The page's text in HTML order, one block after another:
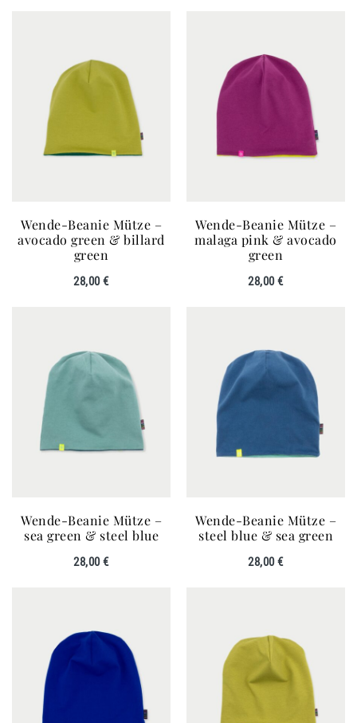
Wende-Beanie Mütze –
avocado green & billard
green
28,00€
Wende-Beanie Mütze –
malaga pink & avocado
green
28,00€
Wende-Beanie Mütze –
sea green & steel blue
28,00€
Wende-Beanie Mütze –
steel blue & sea green
28,00€